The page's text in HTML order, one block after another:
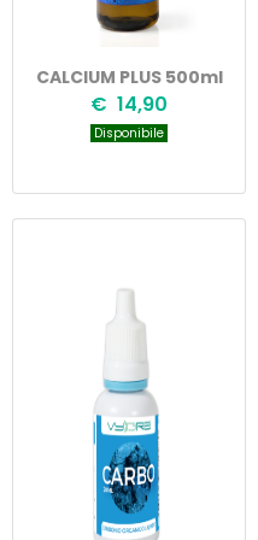
CALCIUM PLUS 500ml
€ 14,90
Disponibile